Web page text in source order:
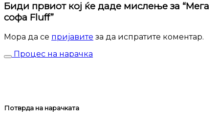
Биди првиот кој ќе даде мислење за “Мега
софа Fluff”
Мора да се пријавите за да испратите коментар.
Процес на нарачка
Потврда на нарачката